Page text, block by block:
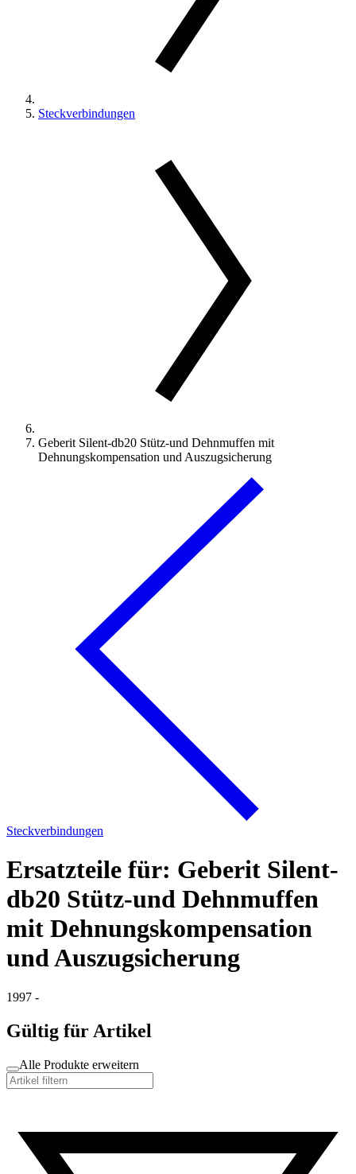
Steckverbindungen
Geberit Silent-db20 Stütz-und Dehnmuffen mit
Dehnungskompensation und Auszugsicherung
Steckverbindungen
Ersatzteile für: Geberit Silent-
db20 Stütz-und Dehnmuffen
mit Dehnungskompensation
und Auszugsicherung
1997 -
Gültig für Artikel
Alle Produkte erweitern